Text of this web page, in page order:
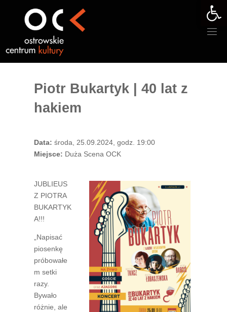
Piotr Bukartyk | 40 lat z
hakiem
Data: środa, 25.09.2024, godz. 19:00
Miejsce: Duża Scena OCK
JUBLIEUS
Z PIOTRA
BUKARTYK
A!!!
„Napisać
piosenkę
próbowałe
m setki
razy.
Bywało
różnie, ale